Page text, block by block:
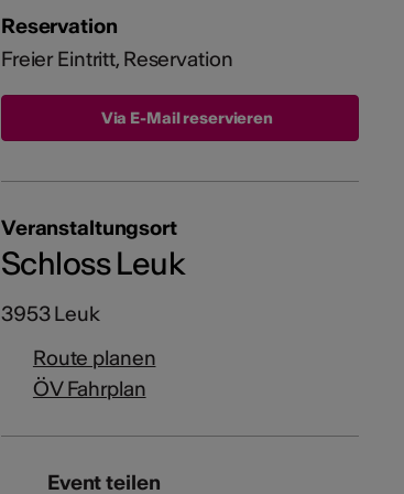
Reservation
Freier Eintritt, Reservation
Via E-Mail reservieren
Veranstaltungsort
Schloss Leuk
3953 Leuk
Route planen
ÖV Fahrplan
Event teilen